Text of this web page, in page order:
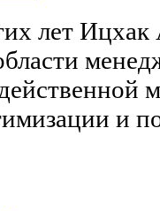
лет Ицхак
и